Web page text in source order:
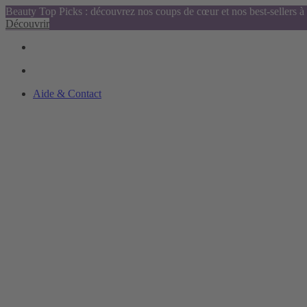
Beauty Top Picks : découvrez nos coups de cœur et nos best-sellers
Découvrir
Aide & Contact